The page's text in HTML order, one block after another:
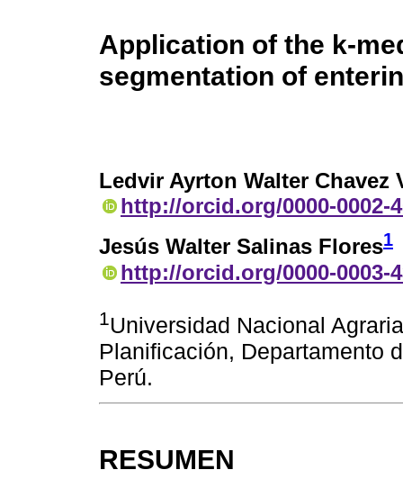
Application of the k-
segmentation of
Ledvir Ayrton Walter Chavez
http://orcid.org/0000-0002-
Jesús Walter Salinas Flores1
http://orcid.org/0000-0003-
1 Universidad Nacional
Planificación, Departamento
Perú.
RESUMEN